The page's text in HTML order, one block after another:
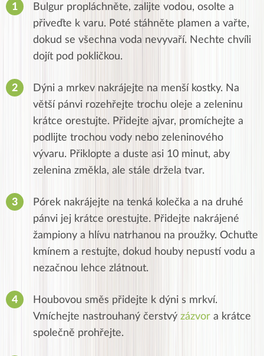
Bulgur propláchněte, zalijte vodou, osolte a
přiveďte k varu. Poté stáhněte plamen a vařte,
dokud se všechna voda nevyvaří. Nechte chvíli
dojít pod pokličkou.
Dýni a mrkev nakrájejte na menší kostky. Na
větší pánvi rozehřejte trochu oleje a zeleninu
krátce orestujte. Přidejte ajvar, promíchejte a
podlijte trochou vody nebo zeleninového
vývaru. Přiklopte a duste asi 10 minut, aby
zelenina změkla, ale stále držela tvar.
Pórek nakrájejte na tenká kolečka a na druhé
pánvi jej krátce orestujte. Přidejte nakrájené
žampiony a hlívu natrhanou na proužky. Ochuťte
kmínem a restujte, dokud houby nepustí vodu a
nezačnou lehce zlátnout.
Houbovou směs přidejte k dýni s mrkví.
Vmíchejte nastrouhaný čerstvý zázvor a krátce
společně prohřejte.